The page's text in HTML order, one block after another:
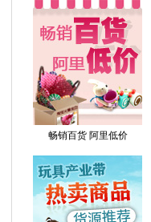
畅销百货 阿里低价